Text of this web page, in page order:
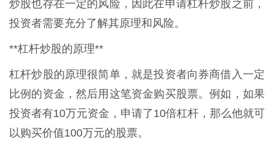
炒股也存在一定的风险，因此在申请杠杆炒股之前，
投资者需要充分了解其原理和风险。
**杠杆炒股的原理**
杠杆炒股的原理很简单，就是投资者向券商借入一定
比例的资金，然后用这笔资金购买股票。例如，如果
投资者有10万元资金，申请了10倍杠杆，那么他就可
以购买价值100万元的股票。